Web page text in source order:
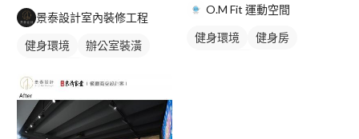
景泰設計室內裝修工程
健身環境
辦公室裝潢
辦公室設計資訊
O.M Fit 運動空間
健身環境
健身房